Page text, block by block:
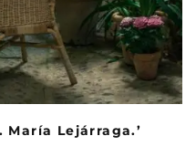
María Lejárraga.’